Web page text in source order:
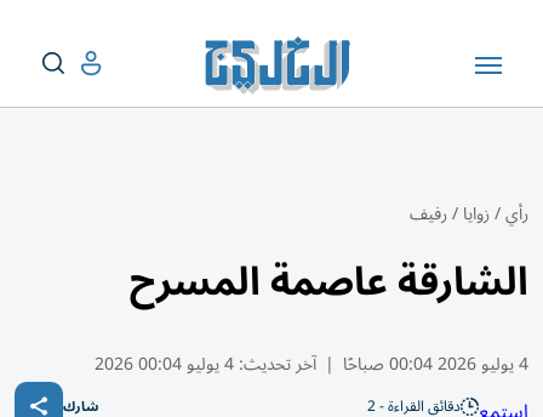
رأي/زوايا/رفيف
الشارقة عاصمة المسرح
4 يوليو 2026 00:04 صباحًا | آخر تحديث:4 يوليو 00:04 2026
دقائق القراءة - 2 شارك